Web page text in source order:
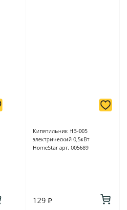
Кипятильник НВ-005
электрический 0,5кВт
HomeStar арт. 005689
129 ₽